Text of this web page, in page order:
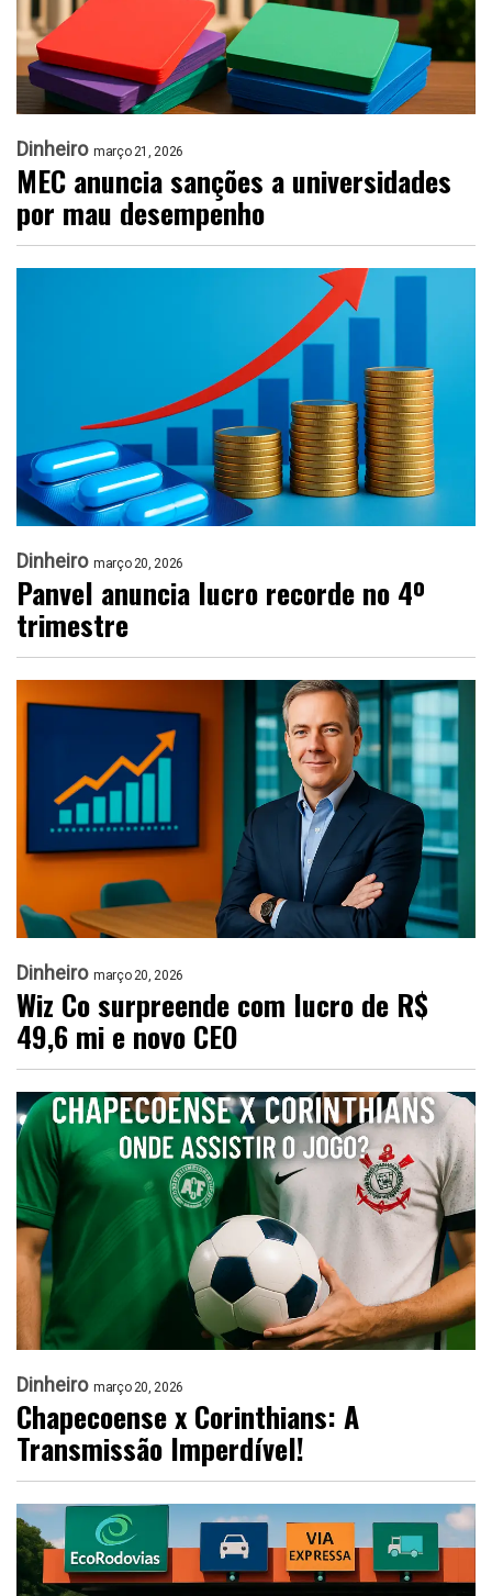
Dinheiro março 21, 2026
MEC anuncia sanções a universidades
por mau desempenho
Dinheiro março 20, 2026
Panvel anuncia lucro recorde no 4º
trimestre
Dinheiro março 20, 2026
Wiz Co surpreende com lucro de R$
49,6 mi e novo CEO
Dinheiro março 20, 2026
Chapecoense x Corinthians: A
Transmissão Imperdível!